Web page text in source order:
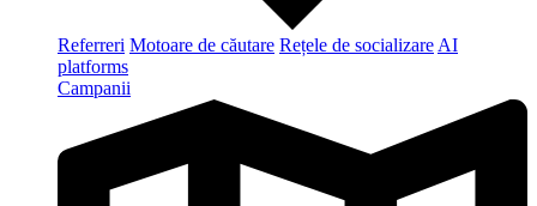
Referreri Motoare de căutare Rețele de socializare AI
platforms
Campanii